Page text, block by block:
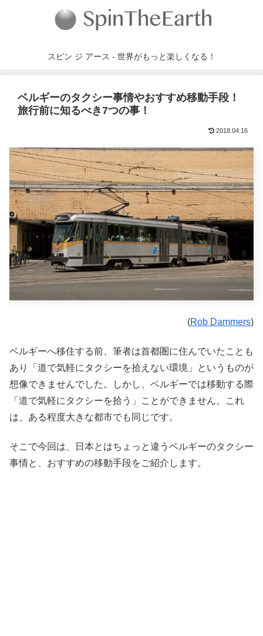
スピン ジ アース - 世界がもっと楽しくなる！
ベルギーのタクシー事情やおすすめ移動手段！
旅行前に知るべき7つの事！
2018.04.16
(Rob Dammers)
ベルギーへ移住する前、筆者は首都圏に住んでいたことも
あり「道で気軽にタクシーを拾えない環境」というものが
想像できませんでした。しかし、ベルギーでは移動する際
「道で気軽にタクシーを拾う」ことができません。これ
は、ある程度大きな都市でも同じです。
そこで今回は、日本とはちょっと違うベルギーのタクシー
事情と、おすすめの移動手段をご紹介します。